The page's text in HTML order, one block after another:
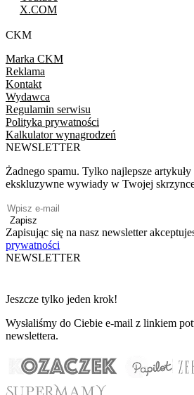
X.COM
CKM
Marka CKM
Reklama
Kontakt
Wydawca
Regulamin serwisu
Polityka prywatności
Kalkulator wynagrodzeń
NEWSLETTER
Żadnego spamu. Tylko najlepsze
ekskluzywne wywiady w Twojej
Zapisz
Zapisując się na nasz newsletter
prywatności
NEWSLETTER
Jeszcze tylko jeden krok!
Wysłaliśmy do Ciebie e-mail z linkiem
newslettera.